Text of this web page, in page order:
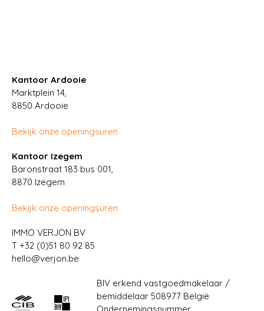
Kantoor Ardooie
Marktplein 14,
8850 Ardooie
Bekijk onze openingsuren
Kantoor Izegem
Baronstraat 183 bus 001,
8870 Izegem
Bekijk onze openingsuren
IMMO VERJON BV
T +32 (0)51 80 92 85
hello@verjon.be
BIV erkend vastgoedmakelaar /
bemiddelaar 508977 België